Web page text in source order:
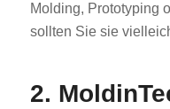
Molding, Prototyping
sollten Sie sie
2.